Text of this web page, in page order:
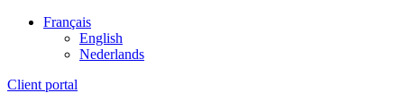
Français
English
Nederlands
Client portal